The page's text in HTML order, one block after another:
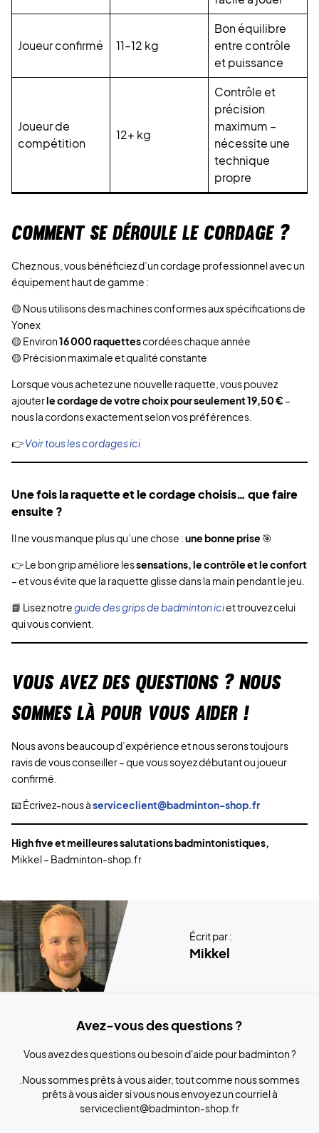
Joueur confirmé 11–12 kg
Bon équilibre
entre contrôle
et puissance
Joueur de
compétition
12+ kg
Contrôle et
précision
maximum –
nécessite une
technique
propre
COMMENT SE DÉROULE LE CORDAGE ?
Chez nous, vous bénéficiez d’un cordage professionnel avec un
équipement haut de gamme :
🟡 Nous utilisons des machines conformes aux spécifications de
Yonex
🟡 Environ16 000 raquettescordées chaque année
🟡 Précision maximale et qualité constante
Lorsque vous achetez une nouvelle raquette, vous pouvez
ajouterle cordage de votre choix pour seulement 19,50 € –
nous la cordons exactement selon vos préférences.
👉Voir tous les cordages ici
Une fois la raquette et le cordage choisis… que faire
ensuite ?
Il ne vous manque plus qu’une chose :une bonne prise 🎯
👉 Le bon grip améliore lessensations, le contrôle et le confort
– et vous évite que la raquette glisse dans la main pendant le jeu.
📘 Lisez notreguide des grips de badminton iciet trouvez celui
qui vous convient.
VOUS AVEZ DES QUESTIONS ? NOUS
SOMMES LÀ POUR VOUS AIDER !
Nous avons beaucoup d’expérience et nous serons toujours
ravis de vous conseiller – que vous soyez débutant ou joueur
confirmé.
📧 Écrivez-nous àserviceclient@badminton-shop.fr
High five et meilleures salutations badmintonistiques,
Mikkel – Badminton-shop.fr
Écrit par :
Mikkel
Avez-vous des questions ?
Vous avez des questions ou besoin d'aide pour badminton ?
.Nous sommes prêts à vous aider, tout comme nous sommes
prêts à vous aider si vous nous envoyez un courriel à
serviceclient@badminton-shop.fr